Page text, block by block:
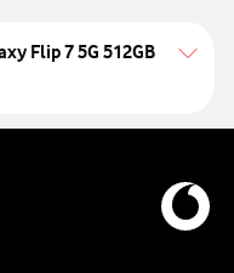
Flip 7 5G 512GB